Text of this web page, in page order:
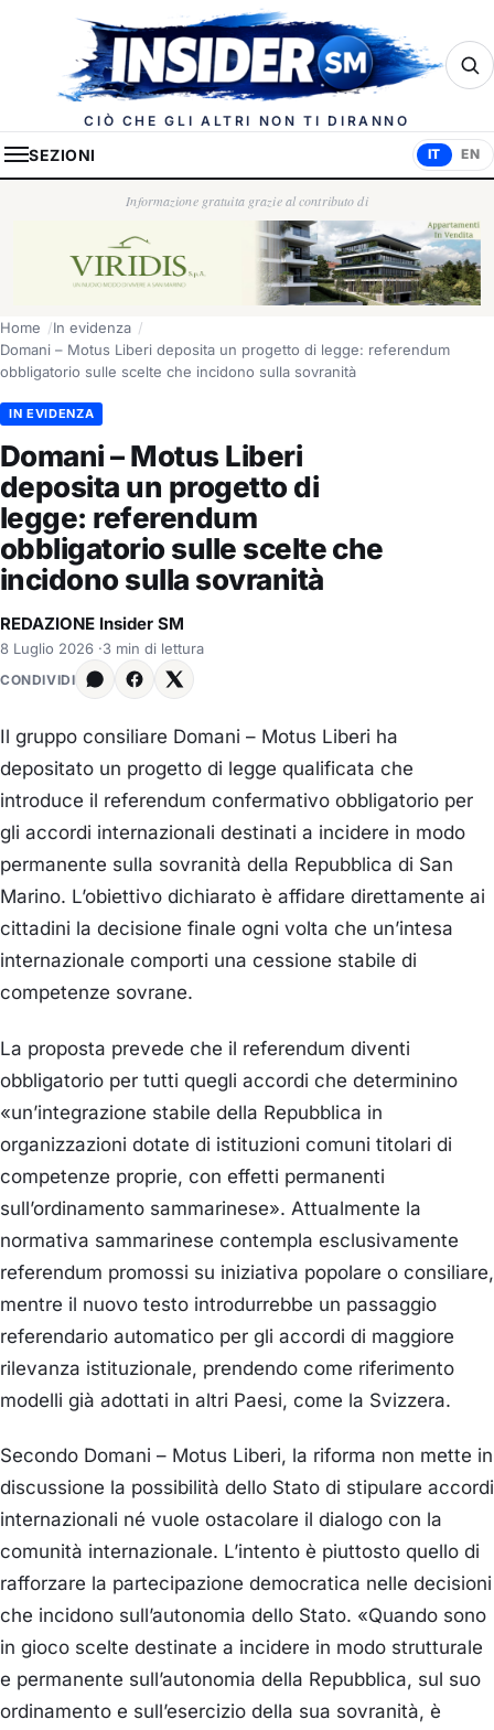
Insider.sm
CIÒ CHE GLI ALTRI NON TI DIRANNO
SEZIONI IT EN
Informazione gratuita grazie al contributo di
Home
In evidenza
Domani – Motus Liberi deposita un progetto di legge: referendum
obbligatorio sulle scelte che incidono sulla sovranità
IN EVIDENZA
Domani – Motus Liberi
deposita un progetto di
legge: referendum
obbligatorio sulle scelte che
incidono sulla sovranità
REDAZIONE Insider SM
8 Luglio 2026 ·3 min di lettura
CONDIVIDI
Il gruppo consiliare Domani – Motus Liberi ha
depositato un progetto di legge qualificata che
introduce il referendum confermativo obbligatorio per
gli accordi internazionali destinati a incidere in modo
permanente sulla sovranità della Repubblica di San
Marino. L’obiettivo dichiarato è affidare direttamente ai
cittadini la decisione finale ogni volta che un’intesa
internazionale comporti una cessione stabile di
competenze sovrane.
La proposta prevede che il referendum diventi
obbligatorio per tutti quegli accordi che determinino
«un’integrazione stabile della Repubblica in
organizzazioni dotate di istituzioni comuni titolari di
competenze proprie, con effetti permanenti
sull’ordinamento sammarinese». Attualmente la
normativa sammarinese contempla esclusivamente
referendum promossi su iniziativa popolare o consiliare,
mentre il nuovo testo introdurrebbe un passaggio
referendario automatico per gli accordi di maggiore
rilevanza istituzionale, prendendo come riferimento
modelli già adottati in altri Paesi, come la Svizzera.
Secondo Domani – Motus Liberi, la riforma non mette in
discussione la possibilità dello Stato di stipulare accordi
internazionali né vuole ostacolare il dialogo con la
comunità internazionale. L’intento è piuttosto quello di
rafforzare la partecipazione democratica nelle decisioni
che incidono sull’autonomia dello Stato. «Quando sono
in gioco scelte destinate a incidere in modo strutturale
e permanente sull’autonomia della Repubblica, sul suo
ordinamento e sull’esercizio della sua sovranità, è